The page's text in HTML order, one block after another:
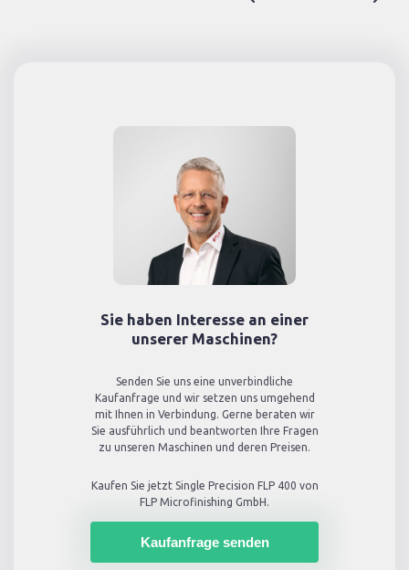
Sie haben Interesse an einer
unserer Maschinen?
Senden Sie uns eine unverbindliche
Kaufanfrage und wir setzen uns umgehend
mit Ihnen in Verbindung. Gerne beraten wir
Sie ausführlich und beantworten Ihre Fragen
zu unseren Maschinen und deren Preisen.
Kaufen Sie jetzt Single Precision FLP 400 von
FLP Microfinishing GmbH.
Kaufanfrage senden